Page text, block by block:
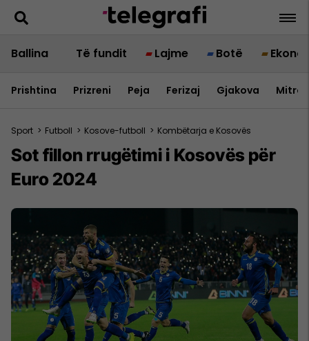
Ballina Të fundit Lajme Botë
Prishtina Prizreni Peja Ferizaj Gjakova
Sport > Futboll > Kosove-futboll > Kombëtarja e Kosovës
Sot fillon rrugëtimi i Kosovës për
Euro 2024